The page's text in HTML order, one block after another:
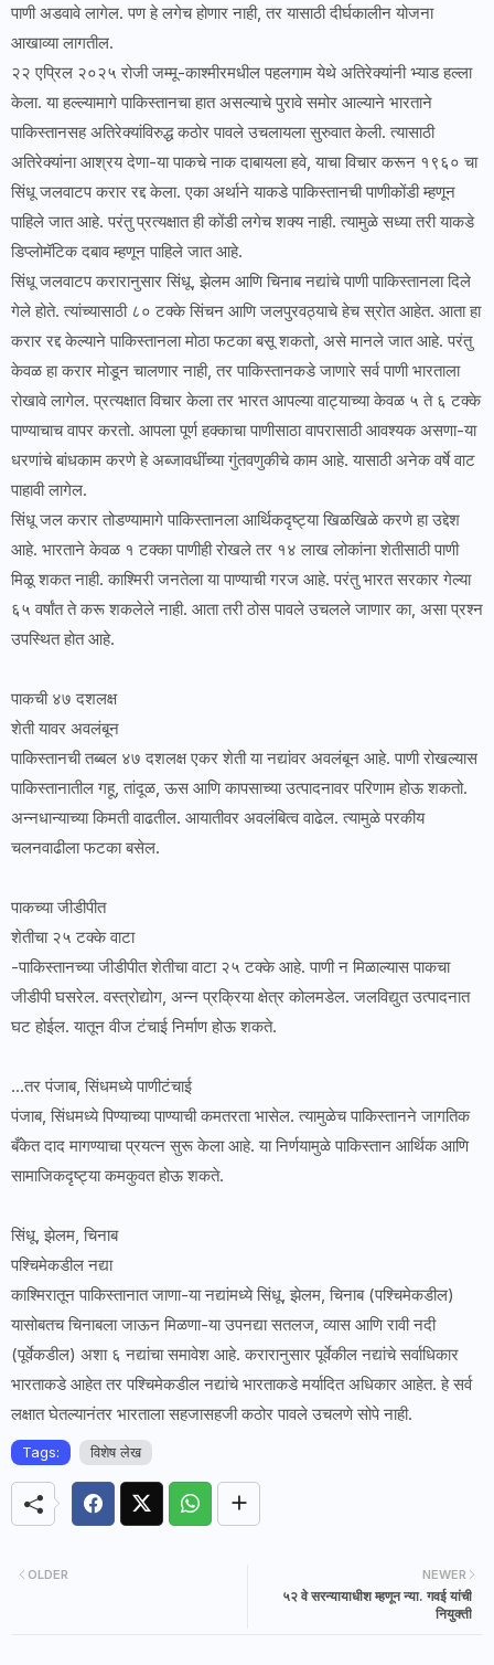
पाणी अडवावे लागेल. पण हे लगेच होणार नाही, तर यासाठी दीर्घकालीन योजना
आखाव्या लागतील.
२२ एप्रिल २०२५ रोजी जम्मू-काश्मीरमधील पहलगाम येथे अतिरेक्यांनी भ्याड हल्ला
केला. या हल्ल्यामागे पाकिस्तानचा हात असल्याचे पुरावे समोर आल्याने भारताने
पाकिस्तानसह अतिरेक्यांविरुद्ध कठोर पावले उचलायला सुरुवात केली. त्यासाठी
अतिरेक्यांना आश्रय देणा-या पाकचे नाक दाबायला हवे, याचा विचार करून १९६० चा
सिंधू जलवाटप करार रद्द केला. एका अर्थाने याकडे पाकिस्तानची पाणीकोंडी म्हणून
पाहिले जात आहे. परंतु प्रत्यक्षात ही कोंडी लगेच शक्य नाही. त्यामुळे सध्या तरी याकडे
डिप्लोमॅटिक दबाव म्हणून पाहिले जात आहे.
सिंधू जलवाटप करारानुसार सिंधू, झेलम आणि चिनाब नद्यांचे पाणी पाकिस्तानला दिले
गेले होते. त्यांच्यासाठी ८० टक्के सिंचन आणि जलपुरवठ्याचे हेच स्रोत आहेत. आता हा
करार रद्द केल्याने पाकिस्तानला मोठा फटका बसू शकतो, असे मानले जात आहे. परंतु
केवळ हा करार मोडून चालणार नाही, तर पाकिस्तानकडे जाणारे सर्व पाणी भारताला
रोखावे लागेल. प्रत्यक्षात विचार केला तर भारत आपल्या वाट्याच्या केवळ ५ ते ६ टक्के
पाण्याचाच वापर करतो. आपला पूर्ण हक्काचा पाणीसाठा वापरासाठी आवश्यक असणा-या
धरणांचे बांधकाम करणे हे अब्जावधींंच्या गुंतवणुकीचे काम आहे. यासाठी अनेक वर्षे वाट
पाहावी लागेल.
सिंधू जल करार तोडण्यामागे पाकिस्तानला आर्थिकदृष्ट्या खिळखिळे करणे हा उद्देश
आहे. भारताने केवळ १ टक्का पाणीही रोखले तर १४ लाख लोकांना शेतीसाठी पाणी
मिळू शकत नाही. काश्मिरी जनतेला या पाण्याची गरज आहे. परंतु भारत सरकार गेल्या
६५ वर्षांत ते करू शकलेले नाही. आता तरी ठोस पावले उचलले जाणार का, असा प्रश्न
उपस्थित होत आहे.
पाकची ४७ दशलक्ष
शेती यावर अवलंबून
पाकिस्तानची तब्बल ४७ दशलक्ष एकर शेती या नद्यांवर अवलंबून आहे. पाणी रोखल्यास
पाकिस्तानातील गहू, तांदूळ, ऊस आणि कापसाच्या उत्पादनावर परिणाम होऊ शकतो.
अन्नधान्याच्या किमती वाढतील. आयातीवर अवलंबित्व वाढेल. त्यामुळे परकीय
चलनवाढीला फटका बसेल.
पाकच्या जीडीपीत
शेतीचा २५ टक्के वाटा
-पाकिस्तानच्या जीडीपीत शेतीचा वाटा २५ टक्के आहे. पाणी न मिळाल्यास पाकचा
जीडीपी घसरेल. वस्त्रोद्योग, अन्न प्रक्रिया क्षेत्र कोलमडेल. जलविद्युत उत्पादनात
घट होईल. यातून वीज टंचाई निर्माण होऊ शकते.
...तर पंजाब, सिंधमध्ये पाणीटंचाई
पंजाब, सिंधमध्ये पिण्याच्या पाण्याची कमतरता भासेल. त्यामुळेच पाकिस्तानने जागतिक
बँकेत दाद मागण्याचा प्रयत्न सुरू केला आहे. या निर्णयामुळे पाकिस्तान आर्थिक आणि
सामाजिकदृष्ट्या कमकुवत होऊ शकते.
सिंधू, झेलम, चिनाब
पश्चिमेकडील नद्या
काश्मिरातून पाकिस्तानात जाणा-या नद्यांमध्ये सिंधू, झेलम, चिनाब (पश्चिमेकडील)
यासोबतच चिनाबला जाऊन मिळणा-या उपनद्या सतलज, व्यास आणि रावी नदी
(पूर्वेकडील) अशा ६ नद्यांचा समावेश आहे. करारानुसार पूर्वेकील नद्यांचे सर्वाधिकार
भारताकडे आहेत तर पश्चिमेकडील नद्यांचे भारताकडे मर्यादित अधिकार आहेत. हे सर्व
लक्षात घेतल्यानंतर भारताला सहजासहजी कठोर पावले उचलणे सोपे नाही.
Tags: विशेष लेख
NEWER
५२ वे सरन्यायाधीश म्हणून न्या. गवई यांची
नियुक्ती
OLDER